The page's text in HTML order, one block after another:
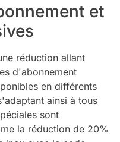
et
réduction allant
d'abonnement
en différents
ainsi à tous
sont
la réduction de 20%